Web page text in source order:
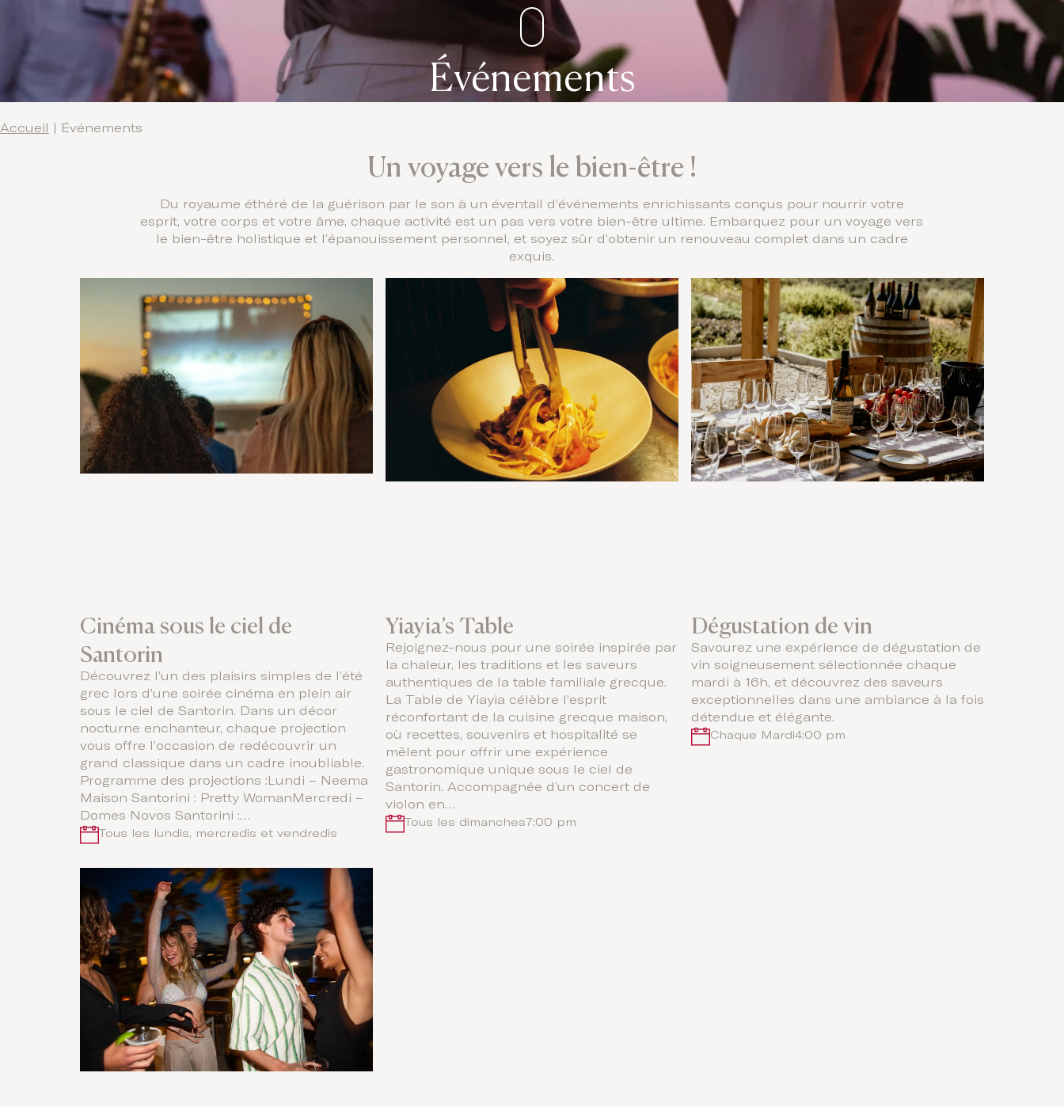
Événements
Accueil Événements
Un voyage vers le bien-être !
Du royaume éthéré de la guérison par le son à un éventail d’événements enrichissants conçus pour nourrir votre
esprit, votre corps et votre âme, chaque activité est un pas vers votre bien-être ultime. Embarquez pour un voyage vers
le bien-être holistique et l’épanouissement personnel, et soyez sûr d’obtenir un renouveau complet dans un cadre
exquis.
Cinéma sous le ciel de
Santorin
Découvrez l’un des plaisirs simples de l’été
grec lors d’une soirée cinéma en plein air
sous le ciel de Santorin. Dans un décor
nocturne enchanteur, chaque projection
vous offre l’occasion de redécouvrir un
grand classique dans un cadre inoubliable.
Programme des projections :Lundi – Neema
Maison Santorini : Pretty WomanMercredi –
Domes Novos Santorini :…
Tous les lundis, mercredis et vendredis
Yiayia’s Table
Rejoignez-nous pour une soirée inspirée par
la chaleur, les traditions et les saveurs
authentiques de la table familiale grecque.
La Table de Yiayia célèbre l’esprit
réconfortant de la cuisine grecque maison,
où recettes, souvenirs et hospitalité se
mêlent pour offrir une expérience
gastronomique unique sous le ciel de
Santorin. Accompagnée d’un concert de
violon en…
Tous les dimanches 7:00 pm
Dégustation de vin
Savourez une expérience de dégustation de
vin soigneusement sélectionnée chaque
mardi à 16h, et découvrez des saveurs
exceptionnelles dans une ambiance à la fois
détendue et élégante.
Chaque Mardi4:00 pm